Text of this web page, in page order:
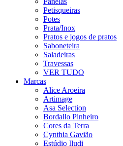
Petisqueiras
Potes
Prata/Inox
Pratos e jogos de pratos
Saboneteira
Saladeiras
Travessas
VER TUDO
Marcas
Alice Aroeira
Artimage
Asa Selection
Bordallo Pinheiro
Cores da Terra
Cynthia Gavião
Estúdio Iludi